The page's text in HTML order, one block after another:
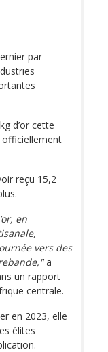
par
d’or cette
reçu 15,2
en
vers des
a
un rapport
centrale.
en 2023, elle
élites